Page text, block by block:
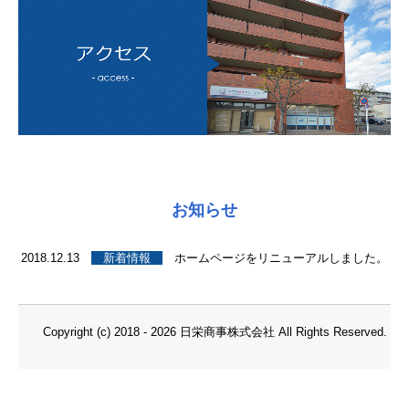
お知らせ
2018.12.13 新着情報 ホームページをリニューアルしました。
Copyright (c) 2018 - 2026 日栄商事株式会社 All Rights Reserved.